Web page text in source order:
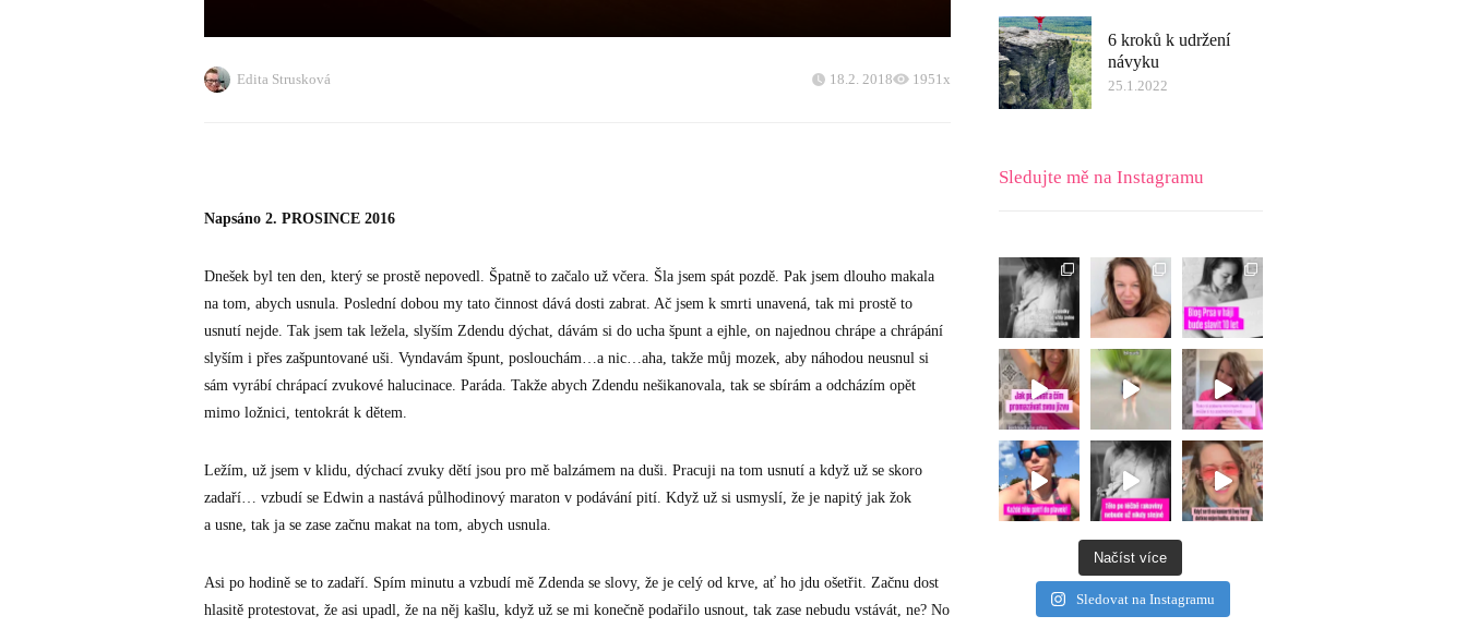
Edita Strusková 18.2. 2018 1951x
Napsáno 2. PROSINCE 2016
Dnešek byl ten den, který se prostě nepovedl. Špatně to začalo už včera. Šla jsem spát pozdě. Pak jsem dlouho makala
na tom, abych usnula. Poslední dobou my tato činnost dává dosti zabrat. Ač jsem k smrti unavená, tak mi prostě to
usnutí nejde. Tak jsem tak ležela, slyším Zdendu dýchat, dávám si do ucha špunt a ejhle, on najednou chrápe a chrápání
slyším i přes zašpuntované uši. Vyndavám špunt, poslouchám…a nic…aha, takže můj mozek, aby náhodou neusnul si
sám vyrábí chrápací zvukové halucinace. Paráda. Takže abych Zdendu nešikanovala, tak se sbírám a odcházím opět
mimo ložnici, tentokrát k dětem.
Ležím, už jsem v klidu, dýchací zvuky dětí jsou pro mě balzámem na duši. Pracuji na tom usnutí a když už se skoro
zadaří… vzbudí se Edwin a nastává půlhodinový maraton v podávání pití. Když už si usmyslí, že je napitý jak žok
a usne, tak ja se zase začnu makat na tom, abych usnula.
Asi po hodině se to zadaří. Spím minutu a vzbudí mě Zdenda se slovy, že je celý od krve, ať ho jdu ošetřit. Začnu dost
hlasitě protestovat, že asi upadl, že na něj kašlu, když už se mi konečně podařilo usnout, tak zase nebudu vstávát, ne? No
6 kroků k udržení
návyku
25.1.2022
Sledujte mě na Instagramu
Načíst více
Sledovat na Instagramu